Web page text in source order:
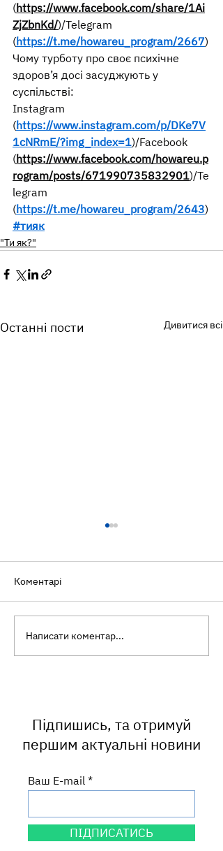
(https://www.facebook.com/share/1Ai
ZjZbnKd/)/Telegram
(https://t.me/howareu_program/2667)
Чому турботу про своє психічне
здоров’я досі засуджують у
суспільстві:
Instagram
(https://www.instagram.com/p/DKe7V
1cNRmE/?img_index=1)/Facebook
(https://www.facebook.com/howareu.p
rogram/posts/671990735832901)/Te
legram
(https://t.me/howareu_program/2643)
#тияк
"Ти як?"
Останні пости Дивитися всі
Самотність і здоров'я:
про що варто знати
Коментарі
Написати коментар...
Підпишись, та отримуй
першим актуальні новини
Ваш E-mail
ПІДПИСАТИСЬ